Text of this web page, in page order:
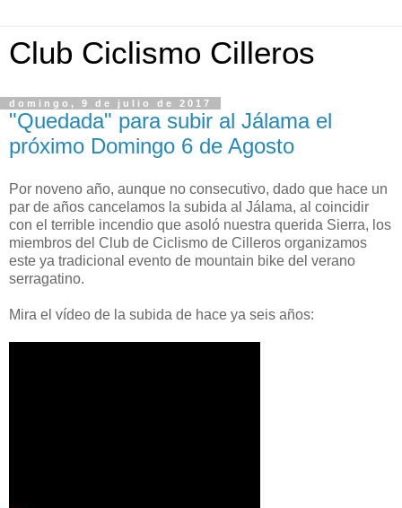
Club Ciclismo Cilleros
domingo, 9 de julio de 2017
"Quedada" para subir al Jálama el
próximo Domingo 6 de Agosto
Por noveno año, aunque no consecutivo, dado que hace un
par de años cancelamos la subida al Jálama, al coincidir
con el terrible incendio que asoló nuestra querida Sierra, los
miembros del Club de Ciclismo de Cilleros organizamos
este ya tradicional evento de mountain bike del verano
serragatino.
Mira el vídeo de la subida de hace ya seis años: